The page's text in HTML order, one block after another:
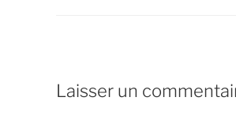
Laisser un